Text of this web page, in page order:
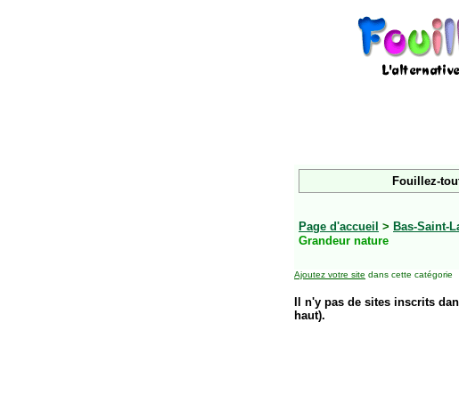
Fouillez-
Page d'accueil > Bas-Saint-
Grandeur nature
Ajoutez votre site dans cette catégorie
Il n'y pas de sites inscrits
haut).